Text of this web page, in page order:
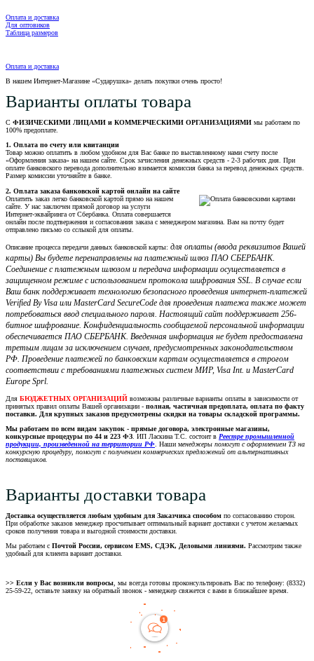
Оплата и доставка
Для оптовиков
Таблица размеров
Оплата и доставка
В нашем Интернет-Магазине «Сударушка» делать покупки очень просто!
Варианты оплаты товара
С ФИЗИЧЕСКИМИ ЛИЦАМИ и КОММЕРЧЕСКИМИ ОРГАНИЗАЦИЯМИ мы работаем по
100% предоплате.
1. Оплата по счету или квитанции
Товар можно оплатить в любом удобном для Вас банке по выставленному нами счету после
«Оформления заказа» на нашем сайте. Срок зачисления денежных средств - 2-3 рабочих дня. При
оплате банковского перевода дополнительно взимается комиссия банка за перевод денежных средств.
Размер комиссии уточняйте в банке.
2. Оплата заказа банковской картой онлайн на сайте
Оплатить заказ легко банковской картой прямо на нашем
сайте. У нас заключен прямой договор на услуги
Интернет-эквайринга от Сбербанка. Оплата совершается
онлайн после подтвержения и согласования заказа с менеджером магазина. Вам на почту будет
отправлено письмо со сслыкой для оплаты.
Описание процесса передачи данных банковской карты: для оплаты (ввода реквизитов Вашей
карты) Вы будете перенаправлены на платежный шлюз ПАО СБЕРБАНК.
Соединение с платежным шлюзом и передача информации осуществляется в
защищенном режиме с использованием протокола шифрования SSL. В случае если
Ваш банк поддерживает технологию безопасного проведения интернет-платежей
Verified By Visa или MasterCard SecureCode для проведения платежа также может
потребоваться ввод специального пароля. Настоящий сайт поддерживает 256-
битное шифрование. Конфиденциальность сообщаемой персональной информации
обеспечивается ПАО СБЕРБАНК. Введенная информация не будет предоставлена
третьим лицам за исключением случаев, предусмотренных законодательством
РФ. Проведение платежей по банковским картам осуществляется в строгом
соответствии с требованиями платежных систем МИР, Visa Int. и MasterCard
Europe Sprl.
Для БЮДЖЕТНЫХ ОРГАНИЗАЦИЙ возможны различные варианты оплаты в зависимости от
принятых правил оплаты Вашей организации - полная, частичная предоплата, оплата по факту
поставки. Для крупных заказов предусмотрены скидки на товары складской программы.
Мы работаем по всем видам закупок - прямые договора, электронные магазины,
конкурсные процедуры по 44 и 223 ФЗ. ИП Ласкина Т.С. состоит в Реестре промышленной
продукции, произведенной на территории РФ. Наши менеджеры помогут с оформлением ТЗ на
конкурсную процедуру, помогут с получением коммерческих предложений от альтернативных
поставщиков.
Варианты доставки товара
Доставка осуществляется любым удобным для Заказчика способом по согласованию сторон.
При обработке заказов менеджер просчитывает оптимальный вариант доставки с учетом желаемых
сроков получения товара и выгодной стоимости доставки.
Мы работаем с Почтой России, сервисом EMS, СДЭК, Деловыми линиями. Рассмотрим также
удобный для клиента вариант доставки.
>> Если у Вас возникли вопросы, мы всегда готовы проконсультировать Вас по телефону: (8332)
25-59-22, оставьте заявку на обратный звонок - менеджер свяжется с вами в ближайшее время.